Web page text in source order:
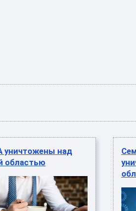
уничтожены над
областью